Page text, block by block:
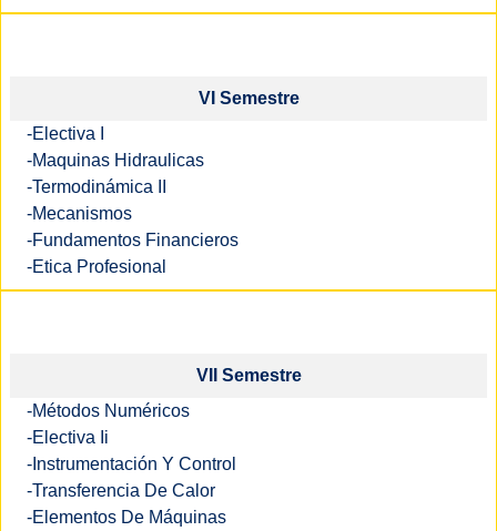
VI Semestre
-Electiva I
-Maquinas Hidraulicas
-Termodinámica II
-Mecanismos
-Fundamentos Financieros
-Etica Profesional
VII Semestre
-Métodos Numéricos
-Electiva Ii
-Instrumentación Y Control
-Transferencia De Calor
-Elementos De Máquinas